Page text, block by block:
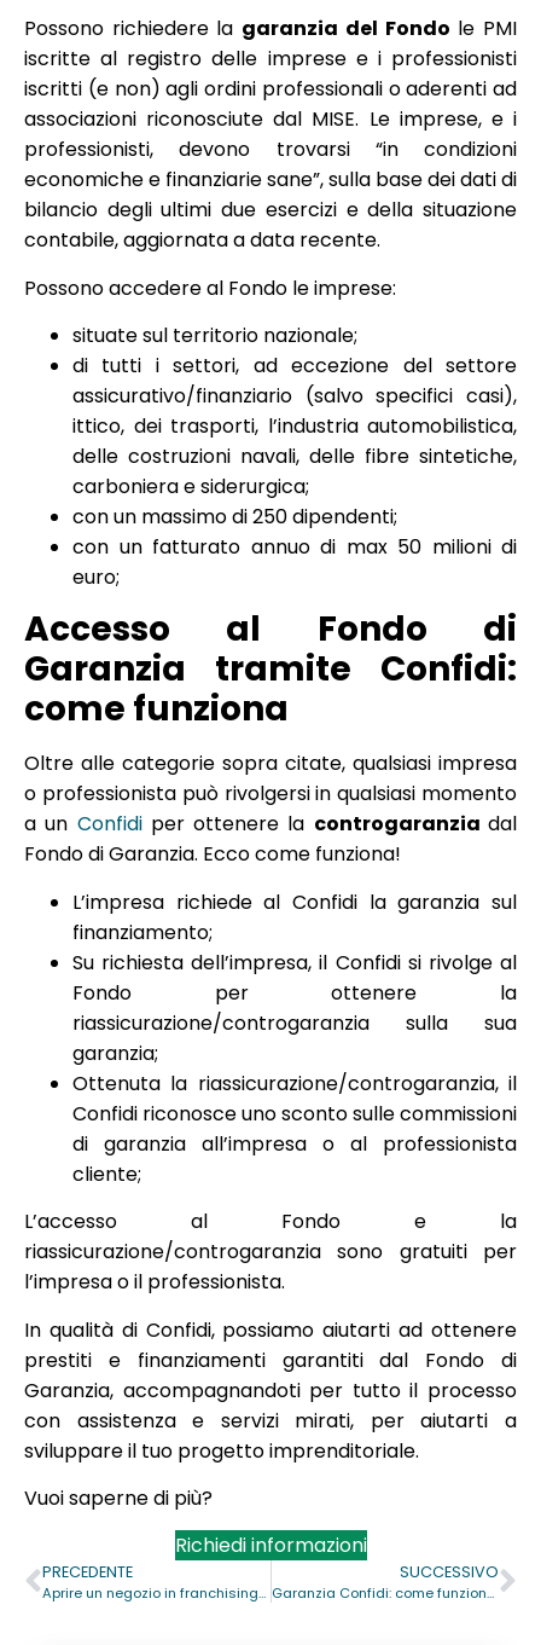
Possono richiedere la garanzia del Fondo le PMI
iscritte al registro delle imprese e i professionisti
iscritti (e non) agli ordini professionali o aderenti ad
associazioni riconosciute dal MISE. Le imprese, e i
professionisti, devono trovarsi “in condizioni
economiche e finanziarie sane”, sulla base dei dati di
bilancio degli ultimi due esercizi e della situazione
contabile, aggiornata a data recente.
Possono accedere al Fondo le imprese:
situate sul territorio nazionale;
di tutti i settori, ad eccezione del settore
assicurativo/finanziario (salvo specifici casi),
ittico, dei trasporti, l’industria automobilistica,
delle costruzioni navali, delle fibre sintetiche,
carboniera e siderurgica;
con un massimo di 250 dipendenti;
con un fatturato annuo di max 50 milioni di
euro;
Accesso al Fondo di
Garanzia tramite Confidi:
come funziona
Oltre alle categorie sopra citate, qualsiasi impresa
o professionista può rivolgersi in qualsiasi momento
a un Confidiper ottenere la controgaranziadal
Fondo di Garanzia. Ecco come funziona!
L’impresa richiede al Confidi la garanzia sul
finanziamento;
Su richiesta dell’impresa, il Confidi si rivolge al
Fondo per ottenere la
riassicurazione/controgaranzia sulla sua
garanzia;
Ottenuta la riassicurazione/controgaranzia, il
Confidi riconosce uno sconto sulle commissioni
di garanzia all’impresa o al professionista
cliente;
L’accesso al Fondo e la
riassicurazione/controgaranzia sono gratuiti per
l’impresa o il professionista.
In qualità di Confidi, possiamo aiutarti ad ottenere
prestiti e finanziamenti garantiti dal Fondo di
Garanzia, accompagnandoti per tutto il processo
con assistenza e servizi mirati, per aiutarti a
sviluppare il tuo progetto imprenditoriale.
Vuoi saperne di più?
Richiedi informazioni
PRECEDENTE
Aprire un negozio in franchising con garanzia
SUCCESSIVO
Garanzia Confidi: come funziona e a cosa serve